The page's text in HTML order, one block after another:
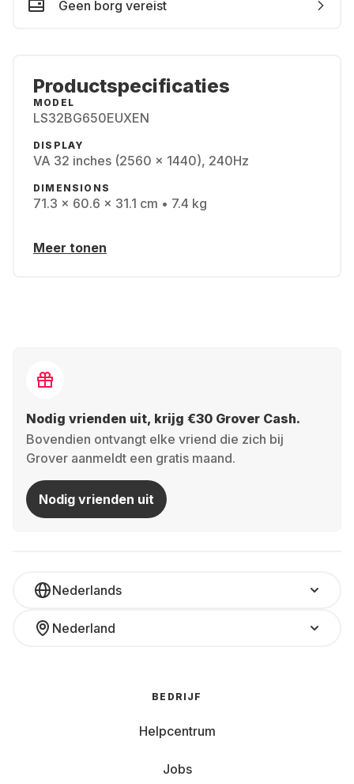
Geen borg vereist
Productspecificaties
MODEL
LS32BG650EUXEN
DISPLAY
VA 32 inches (2560 x 1440), 240Hz
DIMENSIONS
71.3 x 60.6 x 31.1 cm • 7.4 kg
Meer tonen
Nodig vrienden uit, krijg €30 Grover Cash.
Bovendien ontvangt elke vriend die zich bij
Grover aanmeldt een gratis maand.
Nodig vrienden uit
Nederlands
Nederland
BEDRIJF
Helpcentrum
Jobs